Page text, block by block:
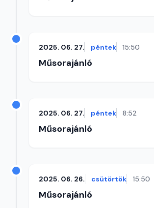
2025. 06. 27. péntek 15:50
Műsorajánló
2025. 06. 27. péntek 8:52
Műsorajánló
2025. 06. 26. csütörtök 15:50
Műsorajánló